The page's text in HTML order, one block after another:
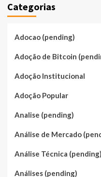
Categorias
Adocao (pending)
Adoção de Bitcoin
Adoção Institucional
Adoção Popular
Analise (pending)
Análise de Mercado
Análise Técnica (pending)
Análises (pending)